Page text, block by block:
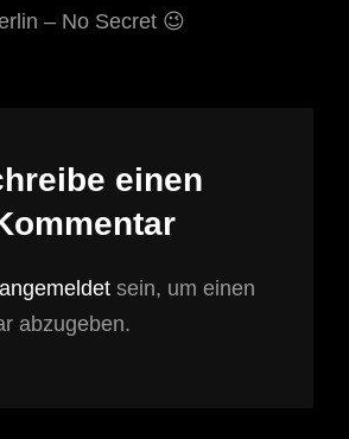
– No Secret 😉
einen
angemeldet sein, um einen
abzugeben.